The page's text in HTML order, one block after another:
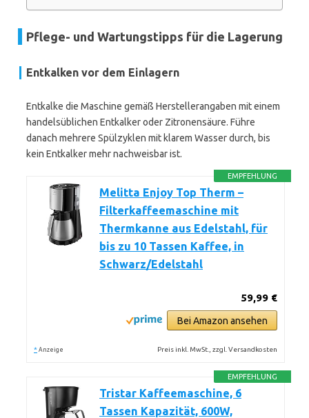
Pflege- und Wartungstipps für die Lagerung
Entkalken vor dem Einlagern
Entkalke die Maschine gemäß Herstellerangaben mit einem
handelsüblichen Entkalker oder Zitronensäure. Führe
danach mehrere Spülzyklen mit klarem Wasser durch, bis
kein Entkalker mehr nachweisbar ist.
EMPFEHLUNG
Melitta Enjoy Top Therm –
Filterkaffeemaschine mit
Thermkanne aus Edelstahl, für
bis zu 10 Tassen Kaffee, in
Schwarz/Edelstahl
59,99 €
Bei Amazon ansehen
* Anzeige Preis inkl. MwSt., zzgl. Versandkosten
EMPFEHLUNG
Tristar Kaffeemaschine, 6
Tassen Kapazität, 600W,